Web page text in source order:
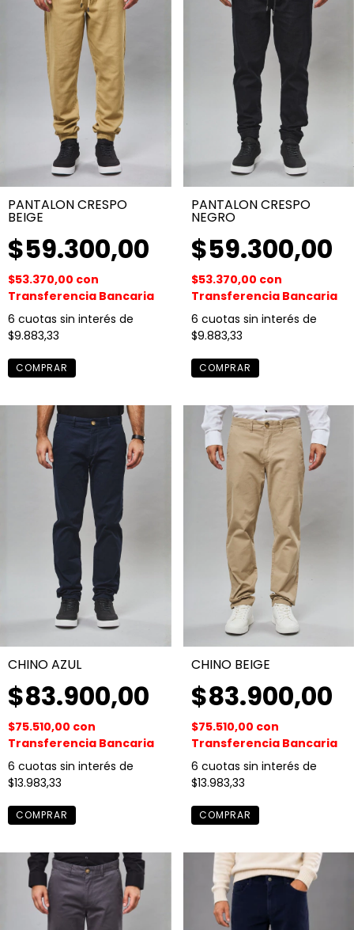
PANTALON CRESPO
BEIGE
$59.300,00
$53.370,00 con
Transferencia Bancaria
6 cuotas sin interés de
$9.883,33
COMPRAR
PANTALON CRESPO
NEGRO
$59.300,00
$53.370,00 con
Transferencia Bancaria
6 cuotas sin interés de
$9.883,33
COMPRAR
CHINO AZUL
$83.900,00
$75.510,00 con
Transferencia Bancaria
6 cuotas sin interés de
$13.983,33
COMPRAR
CHINO BEIGE
$83.900,00
$75.510,00 con
Transferencia Bancaria
6 cuotas sin interés de
$13.983,33
COMPRAR